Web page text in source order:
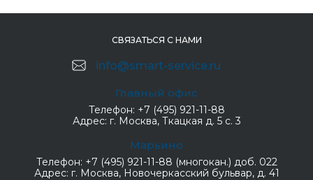
СВЯЗАТЬСЯ С НАМИ
info@smart-service.ru
Главный офис
Телефон: +7 (495) 921-11-88
Адрес: г. Москва, Ткацкая д. 5 с. 3
Марьино
Телефон: +7 (495) 921-11-88 (многокан.) доб. 022
Адрес: г. Москва, Новочеркасский бульвар, д. 41